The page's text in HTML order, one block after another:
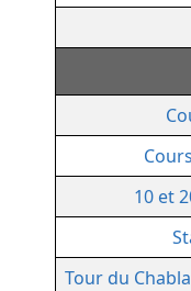
10 et
Tour du